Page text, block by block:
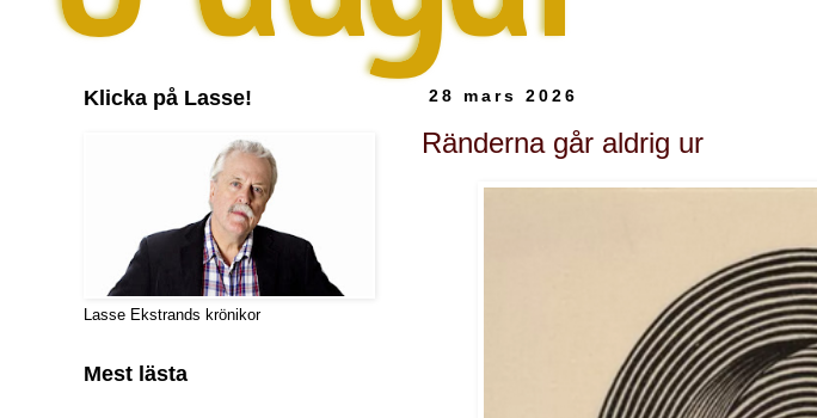
28 mars 2026
Ränderna går aldrig ur
Klicka på Lasse!
Lasse Ekstrands krönikor
Mest lästa